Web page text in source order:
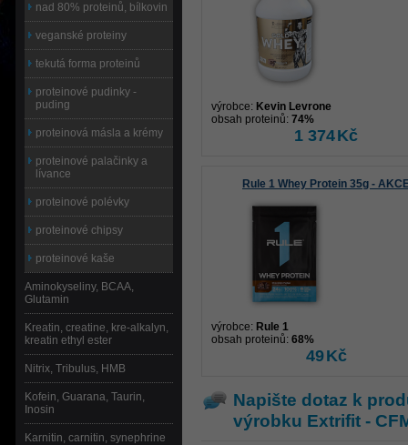
výrobce: Kevin Levrone
obsah proteinů: 74%
1 374Kč
Rule 1 Whey Protein 35g -
výrobce: Rule 1
obsah proteinů: 68%
49Kč
Napište dotaz k
výrobku Extrifit -
nad 80% proteinů, bílkovin
veganské proteiny
tekutá forma proteinů
proteinové pudinky -
puding
proteinová másla a krémy
proteinové palačinky a
lívance
proteinové polévky
proteinové chipsy
proteinové kaše
Aminokyseliny, BCAA,
Glutamin
Kreatin, creatine, kre-alkalyn,
kreatin ethyl ester
Nitrix, Tribulus, HMB
Kofein, Guarana, Taurin,
Inosin
Karnitin, carnitin, synephrine